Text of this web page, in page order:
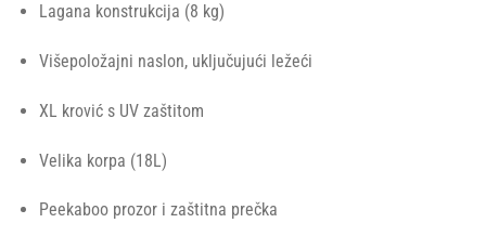
Lagana konstrukcija (8 kg)
Višepoložajni naslon, uključujući ležeći
XL krović s UV zaštitom
Velika korpa (18L)
Peekaboo prozor i zaštitna prečka